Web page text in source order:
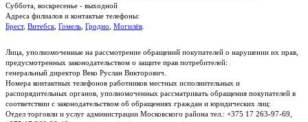
Суббота, воскресенье - выходной
Адреса филиалов и контактые телефоны:
Брест, Витебск Гомель Гродно Могилёв
Лица, уполномоченные на рассмотрение обращений покупателей о нарушении их прав,
предусмотренных законодательством о защите прав потребителей:
генеральный директор Веко Руслан Викторович.
Номера контактных телефонов работников местных исполнительных и
распорядительных органов, уполномоченных рассматривать обращения покупателей в
соответствии с законодательством об обращениях граждан и юридических лиц:
Отдел торговли и услуг администрации Московского района тел.: +375 17 263-97-69,